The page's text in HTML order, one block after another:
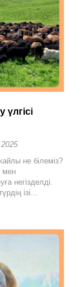
не білеміз?
мен
негізделді.
ізі…